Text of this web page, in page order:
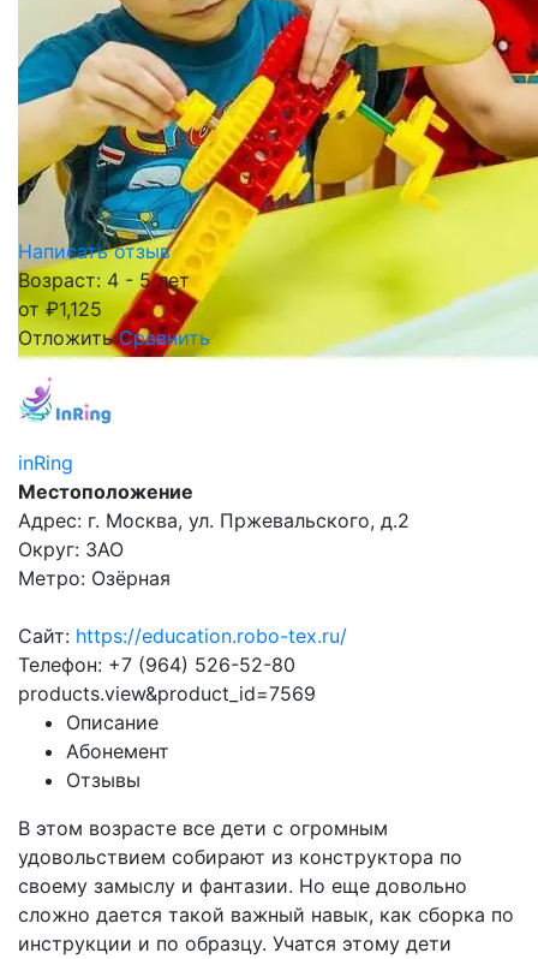
Написать отзыв
Возраст: 4 - 5 лет
от ₽1,125
Отложить Сравнить
inRing
Местоположение
Адрес: г. Москва, ул. Пржевальского, д.2
Округ: ЗАО
Метро: Озёрная
Сайт: https://education.robo-tex.ru/
Телефон: +7 (964) 526-52-80
products.view&product_id=7569
Описание
Абонемент
Отзывы
В этом возрасте все дети с огромным
удовольствием собирают из конструктора по
своему замыслу и фантазии. Но еще довольно
сложно дается такой важный навык, как сборка по
инструкции и по образцу. Учатся этому дети